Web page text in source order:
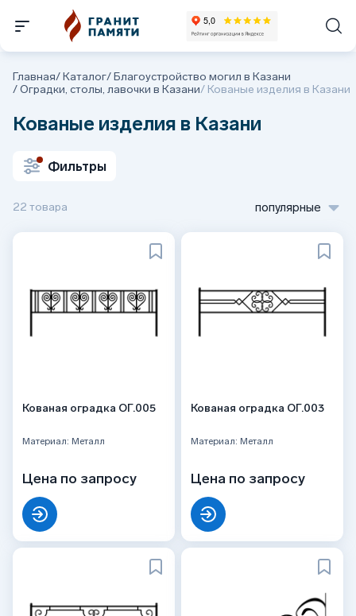
Главная/Каталог/Благоустройство могил в Казани
/Оградки, столы, лавочки в Казани/ Кованые изделия в Казани
Кованые изделия в Казани
Фильтры
22 товара популярные
Кованая оградка ОГ.005
Материал: Металл
Цена по запросу
Кованая оградка ОГ.003
Материал: Металл
Цена по запросу